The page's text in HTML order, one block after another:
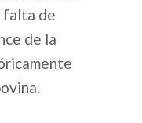
falta de
de la